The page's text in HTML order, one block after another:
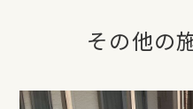
その他の